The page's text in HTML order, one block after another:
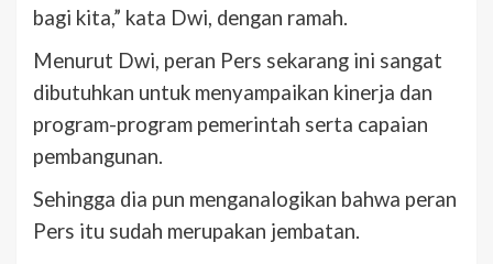
bagi kita,” kata Dwi, dengan ramah.
Menurut Dwi, peran Pers sekarang ini sangat
dibutuhkan untuk menyampaikan kinerja dan
program-program pemerintah serta capaian
pembangunan.
Sehingga dia pun menganalogikan bahwa peran
Pers itu sudah merupakan jembatan.